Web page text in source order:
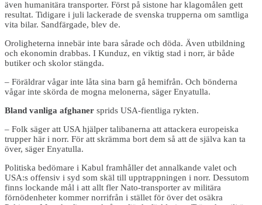
även humanitära transporter. Först på sistone har klagomålen gett
resultat. Tidigare i juli lackerade de svenska trupperna om samtliga
vita bilar. Sandfärgade, blev de.
Oroligheterna innebär inte bara sårade och döda. Även utbildning
och ekonomin drabbas. I Kunduz, en viktig stad i norr, är både
butiker och skolor stängda.
– Föräldrar vågar inte låta sina barn gå hemifrån. Och bönderna
vågar inte skörda de mogna melonerna, säger Enyatulla.
Bland vanliga afghaner sprids USA-fientliga rykten.
– Folk säger att USA hjälper talibanerna att attackera europeiska
trupper här i norr. För att skrämma bort dem så att de själva kan ta
över, säger Enyatulla.
Politiska bedömare i Kabul framhåller det annalkande valet och
USA:s offensiv i syd som skäl till upptrappningen i norr. Dessutom
finns lockande mål i att allt fler Nato-transporter av militära
förnödenheter kommer norrifrån i stället för över det osäkra